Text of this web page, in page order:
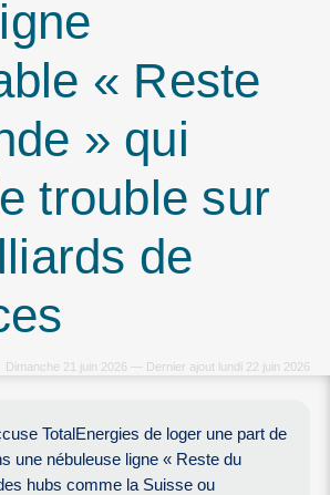
« Reste
» qui
trouble sur
de
Dimanche 21 juin 2026 — Dernier ajout lundi 22 juin 2026
TotalEnergies de loger une part de
une nébuleuse ligne « Reste du
hubs comme la Suisse ou